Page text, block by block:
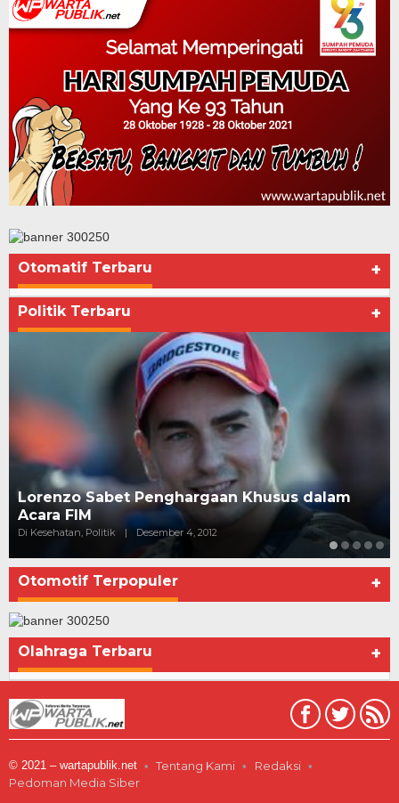
Otomatif Terbaru +
Politik Terbaru +
Seberapa Bahayanya Doping?
Di Advertorial, Kesehatan, Politik | Desember 4, 2012
Otomotif Terpopuler +
Olahraga Terbaru +
© 2021 – wartapublik.net Tentang Kami
Redaksi
Pedoman Media Siber